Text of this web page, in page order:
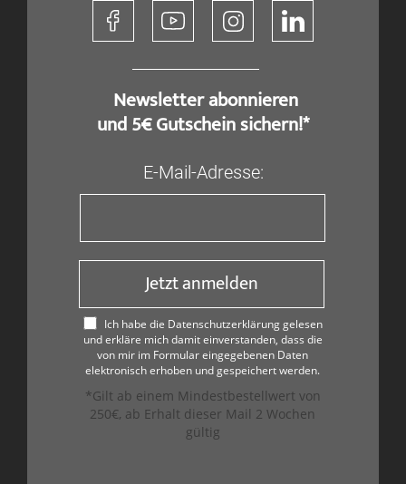
​ Newsletter abonnieren
und 5€ Gutschein sichern!*
E-Mail-Adresse:
Jetzt anmelden
Ich habe die Datenschutzerklärung gelesen
und erkläre mich damit einverstanden, dass die
von mir im Formular eingegebenen Daten
elektronisch erhoben und gespeichert werden.
*Gilt ab einem Mindestbestellwert von
250€, ab Erhalt dieser Mail 2 Wochen
gültig